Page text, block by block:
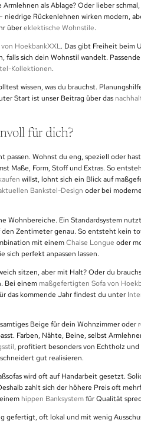
als Ablage? Oder lieber
Rückenlehnen wirken modern,
übereklektische Wohnstile.
HoekbankXXL. Das gibt Freiheit beim
falls sich dein Wohnstil wandelt.
Kollektionen.
wissen, was du brauchst.
Start ist unser Beitrag über das
für dich?
passen. Wohnst du eng, speziell oder
Maße, Form, Stoff und Extras. So
willst, lohnt sich ein Blick auf
Bankstel-Design oder bei
Wohnbereiche. Ein Standardsystem
Zentimeter genau. So entsteht kein
mit einemChaise Longue oder
sich perfekt anpassen lassen.
sitzen, aber mit Halt? Oder du
Bei einem maßgefertigten Sofa von
das kommende Jahr findest du unter
Beige für dein Wohnzimmer oder
Farben, Nähte, Beine, selbst
, profitiert besonders von Echtholz
gut realisieren.
wird oft auf Handarbeit gesetzt.
zahlt sich der höhere Preis oft
hippen Banksystemfür Qualität
gefertigt, oft lokal und mit wenig